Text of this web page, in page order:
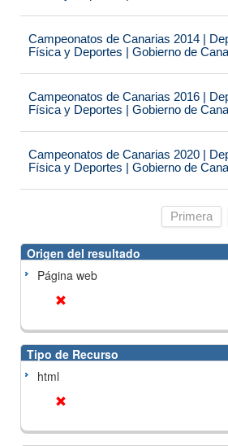
Campeonatos de Canarias 2014 |
Física y Deportes | Gobierno de
Campeonatos de Canarias 2016 |
Física y Deportes | Gobierno de
Campeonatos de Canarias 2020 |
Física y Deportes | Gobierno de
Primera
Origen del resultado
Página web
Tipo de Recurso
html